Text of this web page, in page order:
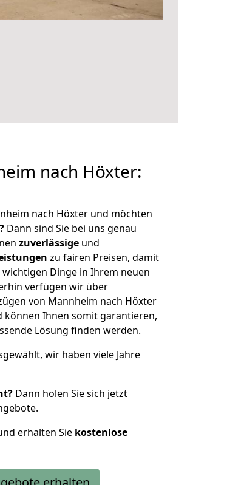
nach Höxter:
nach Höxter und möchten
Dann sind Sie bei uns genau
zuverlässige und
zu fairen Preisen, damit
Dinge in Ihrem neuen
verfügen wir über
von Mannheim nach Höxter
Ihnen somit garantieren,
Lösung finden werden.
wir haben viele Jahre
Dann holen Sie sich jetzt
erhalten Sie kostenlose